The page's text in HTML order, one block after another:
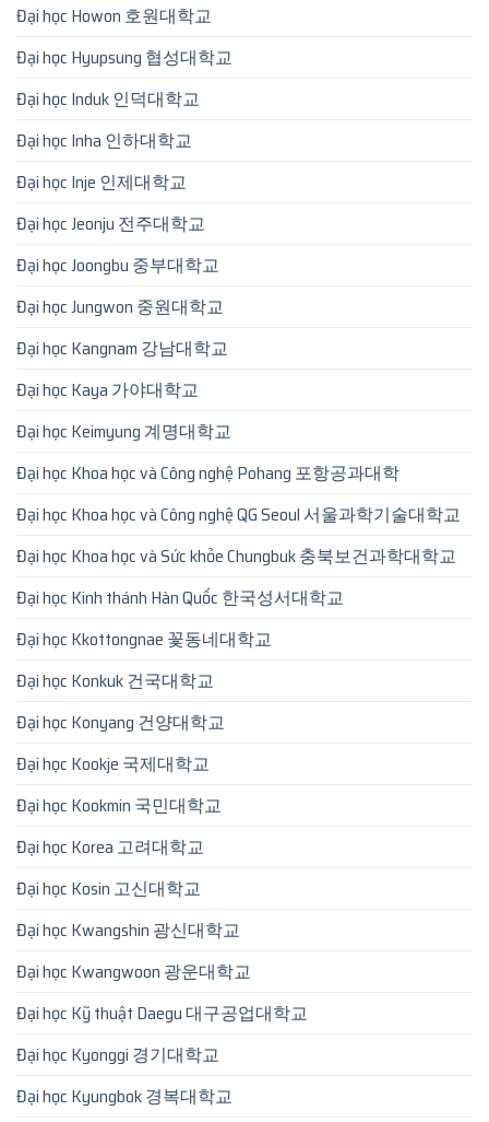
Đại học Howon 호원대학교
Đại học Hyupsung 협성대학교
Đại học Induk 인덕대학교
Đại học Inha 인하대학교
Đại học Inje 인제대학교
Đại học Jeonju 전주대학교
Đại học Joongbu 중부대학교
Đại học Jungwon 중원대학교
Đại học Kangnam 강남대학교
Đại học Kaya 가야대학교
Đại học Keimyung 계명대학교
Đại học Khoa học và Công nghệ Pohang 포항공과대학
Đại học Khoa học và Công nghệ QG Seoul 서울과학기술대학교
Đại học Khoa học và Sức khỏe Chungbuk 충북보건과학대학교
Đại học Kinh thánh Hàn Quốc 한국성서대학교
Đại học Kkottongnae 꽃동네대학교
Đại học Konkuk 건국대학교
Đại học Konyang 건양대학교
Đại học Kookje 국제대학교
Đại học Kookmin 국민대학교
Đại học Korea 고려대학교
Đại học Kosin 고신대학교
Đại học Kwangshin 광신대학교
Đại học Kwangwoon 광운대학교
Đại học Kỹ thuật Daegu 대구공업대학교
Đại học Kyonggi 경기대학교
Đại học Kyungbok 경복대학교